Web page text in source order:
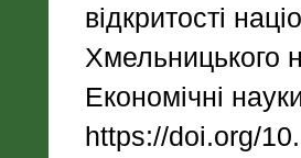
відкритості
Хмельницького
Економічні
https://doi.org/